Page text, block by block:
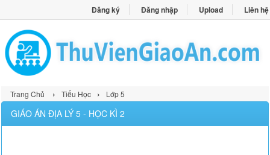
Đăng ký Đăng nhập Upload Liên hệ
Trang Chủ › Tiểu Học › Lớp 5
GIÁO ÁN ĐỊA LÝ 5 - HỌC KÌ 2